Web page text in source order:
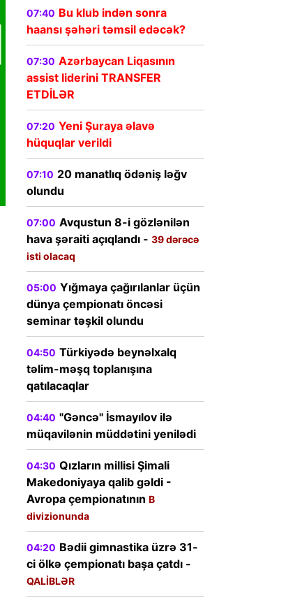
07:40 Bu klub indən sonra
haansı şəhəri təmsil edəcək?
07:30 Azərbaycan Liqasının
assist liderini TRANSFER
ETDİLƏR
07:20 Yeni Şuraya əlavə
hüquqlar verildi
07:10 20 manatlıq ödəniş ləğv
olundu
07:00 Avqustun 8-i gözlənilən
hava şəraiti açıqlandı - 39 dərəcə
isti olacaq
05:00 Yığmaya çağırılanlar üçün
dünya çempionatı öncəsi
seminar təşkil olundu
04:50 Türkiyədə beynəlxalq
təlim-məşq toplanışına
qatılacaqlar
04:40 "Gəncə" İsmayılov ilə
müqavilənin müddətini yenilədi
04:30 Qızların millisi Şimali
Makedoniyaya qalib gəldi -
Avropa çempionatının B
divizionunda
04:20 Bədii gimnastika üzrə 31-
ci ölkə çempionatı başa çatdı -
QALİBLƏR